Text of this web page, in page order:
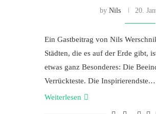
by Nils 20.
Ein Gastbeitrag von Nils
Städten, die es auf der Erde gibt,
etwas ganz Besonderes: Die
Verrückteste. Die
Weiterlesen